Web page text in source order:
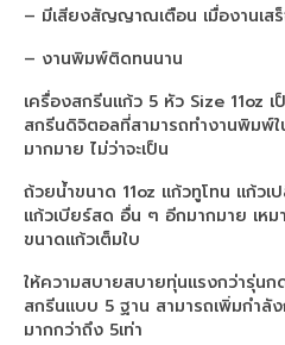
sublimation
printer sublimation
Arena DFT
เครื่องพิมพ์ Arena
เครื่องพิมพ์ Arena
DFT60 cm. จับคู่
– มีเสียงสัญญาณเตือน เมื่องานเส
– งานพิมพ์ติดทนนาน
เครื่องสกรีนแก้ว 5 หัว Size 11oz
สกรีนดิจิตอลที่สามารถทำงานพิมพ์
มากมาย ไม่ว่าจะเป็น
ถ้วยน้ำขนาด 11oz แก้วทูโทน แก้ว
แก้วเบียร์สด อื่น ๆ อีกมากมาย เหม
ขนาดแก้วเต็มใบ
ให้ความสบายสบายทุ่นแรงกว่ารุ่น
สกรีนแบบ 5 ฐาน สามารถเพิ่มกำลั
มากกว่าถึง 5เท่า